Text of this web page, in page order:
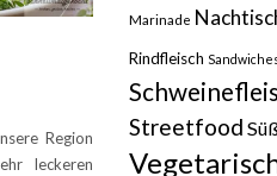
Region
leckeren
Marinade
Rindfleisch
Streetfood